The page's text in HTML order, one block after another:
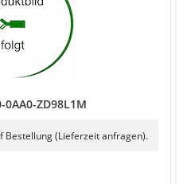
0AA0-ZD98L1M
Bestellung (Lieferzeit anfragen).